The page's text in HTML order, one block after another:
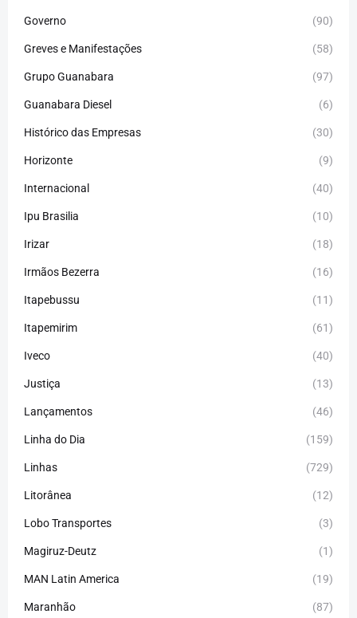
Governo (90)
Greves e Manifestações (58)
Grupo Guanabara (97)
Guanabara Diesel (6)
Histórico das Empresas (30)
Horizonte (9)
Internacional (40)
Ipu Brasilia (10)
Irizar (18)
Irmãos Bezerra (16)
Itapebussu (11)
Itapemirim (61)
Iveco (40)
Justiça (13)
Lançamentos (46)
Linha do Dia (159)
Linhas (729)
Litorânea (12)
Lobo Transportes (3)
Magiruz-Deutz (1)
MAN Latin America (19)
Maranhão (87)